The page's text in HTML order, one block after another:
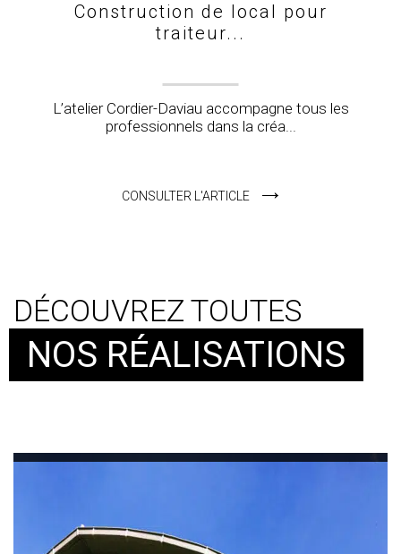
Construction de local pour
traiteur...
L’atelier Cordier-Daviau accompagne tous les
professionnels dans la créa...
CONSULTER L'ARTICLE
DÉCOUVREZ TOUTES
NOS RÉALISATIONS